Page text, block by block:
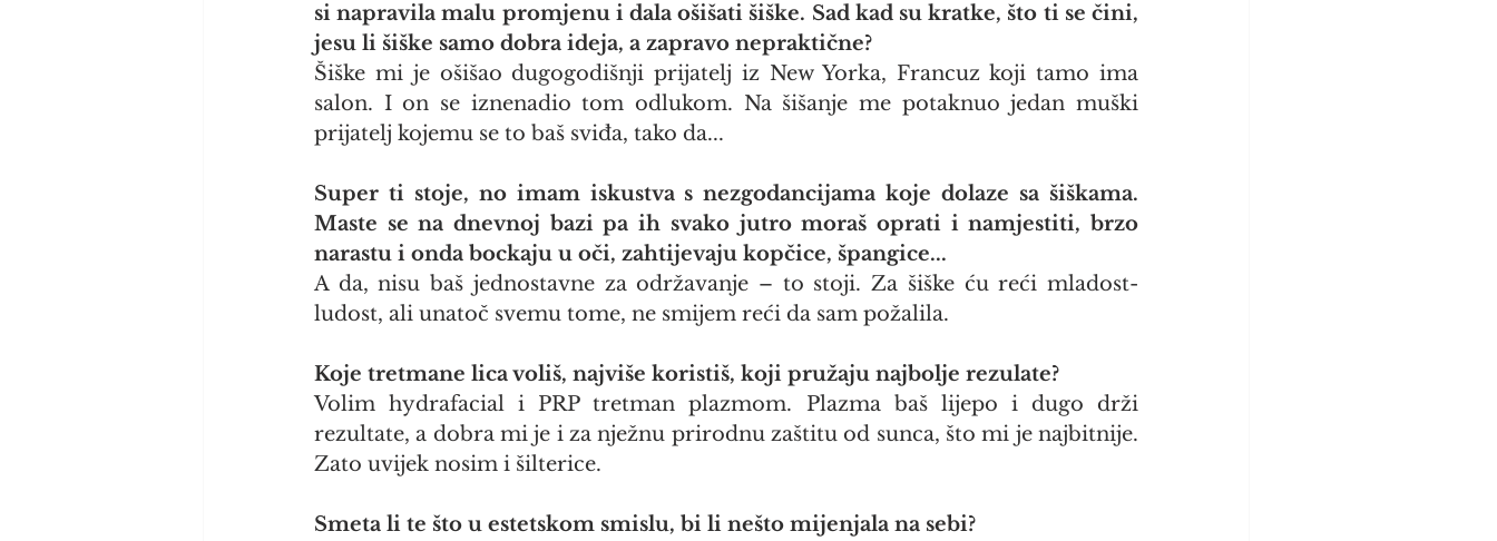
si napravila malu promjenu i dala ošišati šiške. Sad kad su kratke, što ti se čini,
jesu li šiške samo dobra ideja, a zapravo nepraktične?
Šiške mi je ošišao dugogodišnji prijatelj iz New Yorka, Francuz koji tamo ima
salon. I on se iznenadio tom odlukom. Na šišanje me potaknuo jedan muški
prijatelj kojemu se to baš sviđa, tako da...
Super ti stoje, no imam iskustva s nezgodancijama koje dolaze sa šiškama.
Maste se na dnevnoj bazi pa ih svako jutro moraš oprati i namjestiti, brzo
narastu i onda bockaju u oči, zahtijevaju kopčice, špangice...
A da, nisu baš jednostavne za održavanje – to stoji. Za šiške ću reći mladost-
ludost, ali unatoč svemu tome, ne smijem reći da sam požalila.
Koje tretmane lica voliš, najviše koristiš, koji pružaju najbolje rezulate?
Volim hydrafacial i PRP tretman plazmom. Plazma baš lijepo i dugo drži
rezultate, a dobra mi je i za nježnu prirodnu zaštitu od sunca, što mi je najbitnije.
Zato uvijek nosim i šilterice.
Smeta li te što u estetskom smislu, bi li nešto mijenjala na sebi?